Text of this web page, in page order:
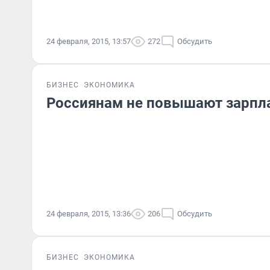
24 февраля, 2015, 13:57 272 Обсудить
БИЗНЕС ЭКОНОМИКА
Россиянам не повышают
24 февраля, 2015, 13:36 206 Обсудить
БИЗНЕС ЭКОНОМИКА